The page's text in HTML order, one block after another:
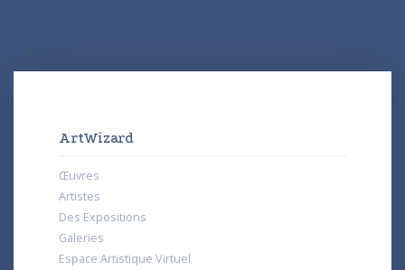
ArtWizard
Œuvres
Artistes
Des Expositions
Galeries
Espace Artistique Virtuel